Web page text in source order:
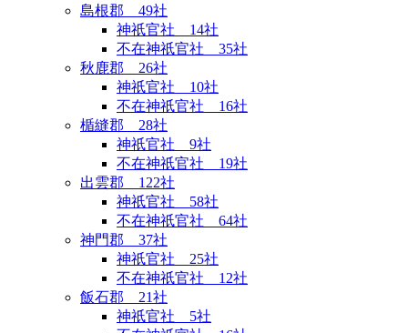
島根郡 49社
神祇官社 14社
不在神祇官社 35社
秋鹿郡 26社
神祇官社 10社
不在神祇官社 16社
楯縫郡 28社
神祇官社 9社
不在神祇官社 19社
出雲郡 122社
神祇官社 58社
不在神祇官社 64社
神門郡 37社
神祇官社 25社
不在神祇官社 12社
飯石郡 21社
神祇官社 5社